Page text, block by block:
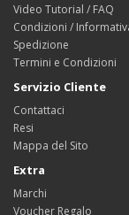
Video Tutorial / FAQ
Condizioni /
Spedizione
Termini e Condizioni
Servizio Cliente
Contattaci
Resi
Mappa del Sito
Extra
Marchi
Voucher Regalo